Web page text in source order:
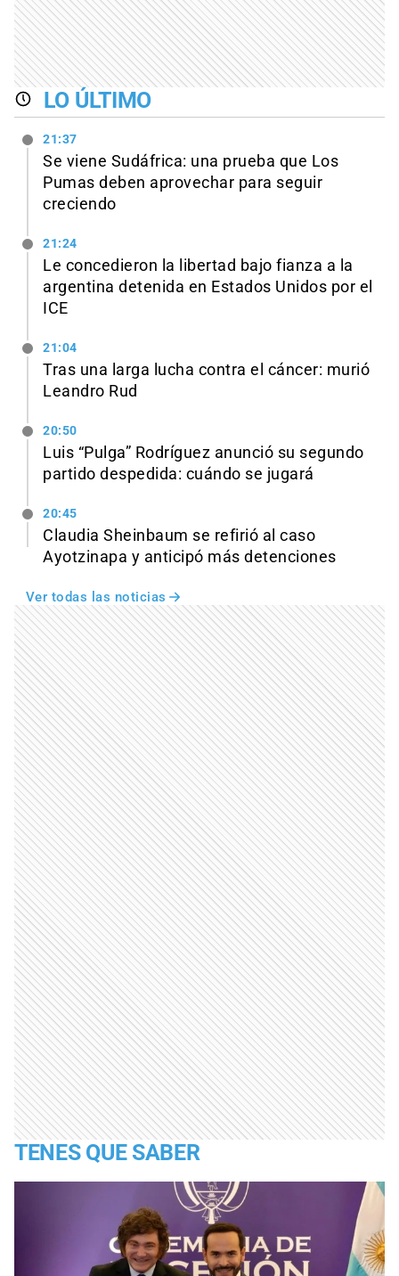
LO ÚLTIMO
21:37
Se viene Sudáfrica: una prueba que Los
Pumas deben aprovechar para seguir
creciendo
21:24
Le concedieron la libertad bajo fianza a la
argentina detenida en Estados Unidos por el
ICE
21:04
Tras una larga lucha contra el cáncer: murió
Leandro Rud
20:50
Luis “Pulga” Rodríguez anunció su segundo
partido despedida: cuándo se jugará
20:45
Claudia Sheinbaum se refirió al caso
Ayotzinapa y anticipó más detenciones
Ver todas las noticias
TENES QUE SABER